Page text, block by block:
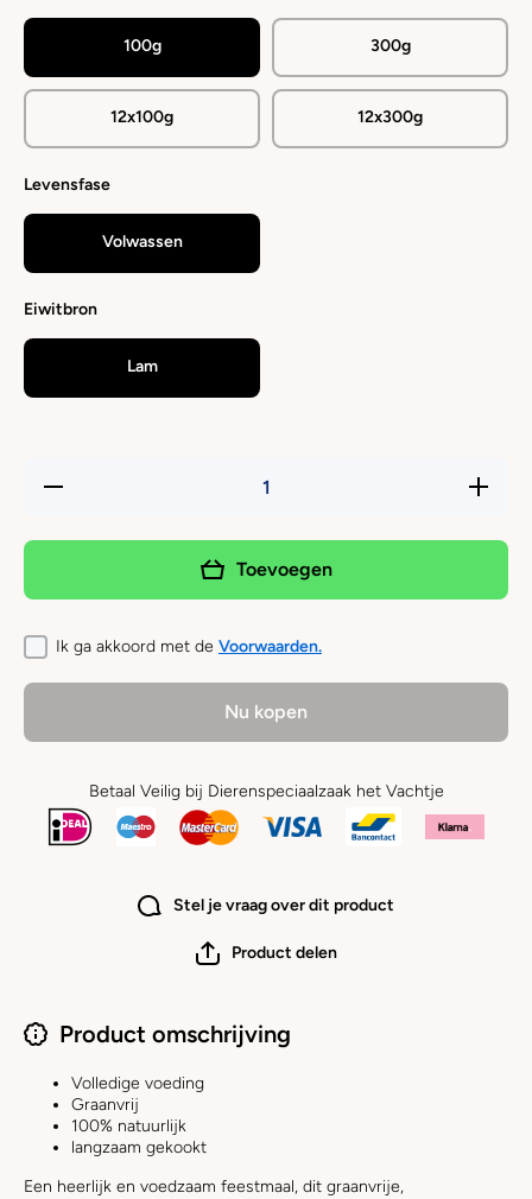
100g 300g
12x100g 12x300g
Levensfase
Volwassen
Eiwitbron
Lam
Hoeveelheid
Verhoog
-
lamb
Toevoegen
Ik ga akkoord met de Voorwaarden.
Nu kopen
Betaal Veilig bij Dierenspeciaalzaak het Vachtje
Stel je vraag over dit product
Product delen
Product omschrijving
Volledige voeding
Graanvrij
100% natuurlijk
langzaam gekookt
Een heerlijk en voedzaam feestmaal, dit graanvrije,